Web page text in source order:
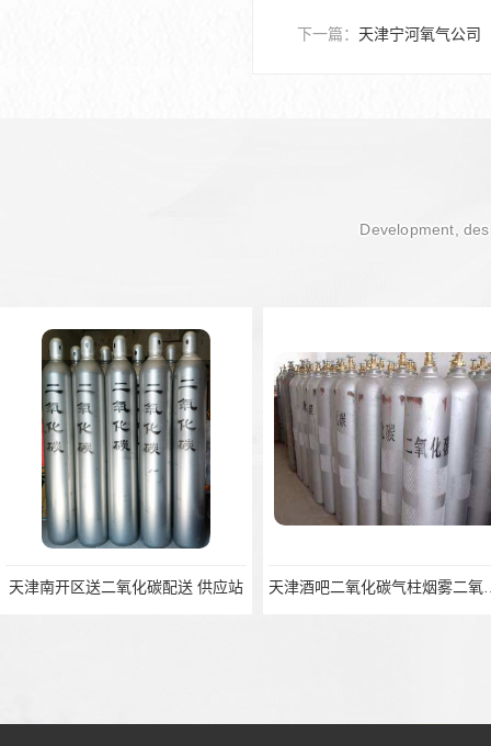
下一篇： 天津宁河氧气公司
Development,
天津南开区送二氧化碳配送 供应站 天津酒吧二